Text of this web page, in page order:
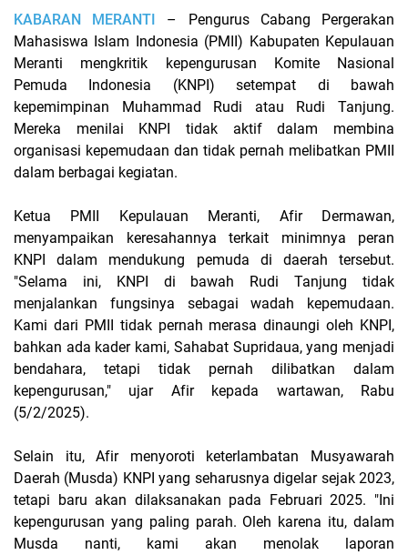
KABARAN MERANTI – Pengurus Cabang Pergerakan
Mahasiswa Islam Indonesia (PMII) Kabupaten Kepulauan
Meranti mengkritik kepengurusan Komite Nasional
Pemuda Indonesia (KNPI) setempat di bawah
kepemimpinan Muhammad Rudi atau Rudi Tanjung.
Mereka menilai KNPI tidak aktif dalam membina
organisasi kepemudaan dan tidak pernah melibatkan PMII
dalam berbagai kegiatan.
Ketua PMII Kepulauan Meranti, Afir Dermawan,
menyampaikan keresahannya terkait minimnya peran
KNPI dalam mendukung pemuda di daerah tersebut.
"Selama ini, KNPI di bawah Rudi Tanjung tidak
menjalankan fungsinya sebagai wadah kepemudaan.
Kami dari PMII tidak pernah merasa dinaungi oleh KNPI,
bahkan ada kader kami, Sahabat Supridaua, yang menjadi
bendahara, tetapi tidak pernah dilibatkan dalam
kepengurusan," ujar Afir kepada wartawan, Rabu
(5/2/2025).
Selain itu, Afir menyoroti keterlambatan Musyawarah
Daerah (Musda) KNPI yang seharusnya digelar sejak 2023,
tetapi baru akan dilaksanakan pada Februari 2025. "Ini
kepengurusan yang paling parah. Oleh karena itu, dalam
Musda nanti, kami akan menolak laporan